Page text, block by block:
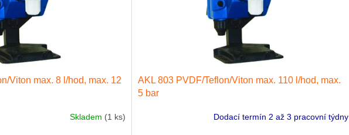
Viton max. 8 l/hod, max. 12
Skladem (1 ks)
AKL 803 PVDF/Teflon/Viton max. 110 l/hod, max.
5 bar
Dodací termín 2 až 3 pracovní týdny